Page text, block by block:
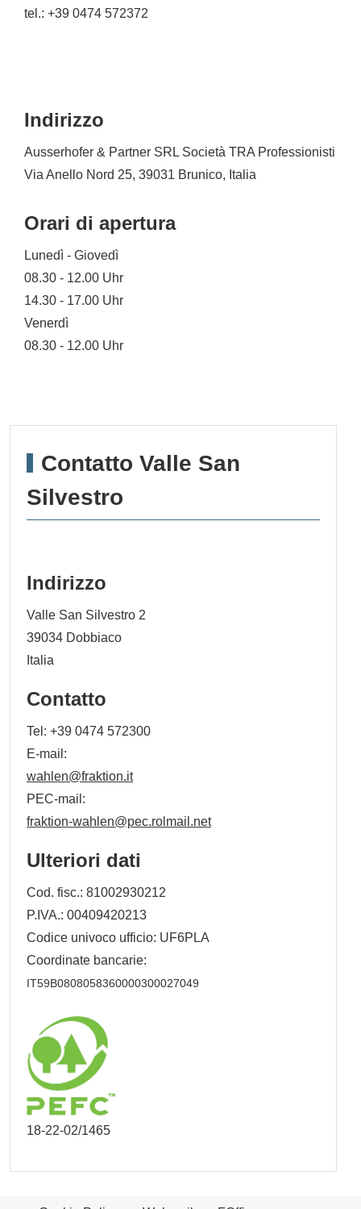
Contatto Valle San
Silvestro
Indirizzo
Valle San Silvestro 2
39034 Dobbiaco
Italia
Contatto
Tel: +39 0474 572300
E-mail:
wahlen@fraktion.it
PEC-mail:
fraktion-wahlen@pec.rolmail.net
Ulteriori dati
Cod. fisc.: 81002930212
P.IVA.: 00409420213
Codice univoco ufficio: UF6PLA
Coordinate bancarie:
IT59B0808058360000300027049
18-22-02/1465
tel.: +39 0474 572372
Indirizzo
Ausserhofer & Partner SRL Società TRA Professionisti
Via Anello Nord 25, 39031 Brunico, Italia
Orari di apertura
Lunedì - Giovedì
08.30 - 12.00 Uhr
14.30 - 17.00 Uhr
Venerdì
08.30 - 12.00 Uhr